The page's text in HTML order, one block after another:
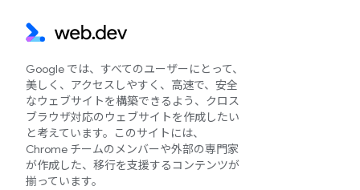
Google では、すべてのユーザーにとって、
美しく、アクセスしやすく、高速で、安全
なウェブサイトを構築できるよう、クロス
ブラウザ対応のウェブサイトを作成したい
と考えています。このサイトには、
Chrome チームのメンバーや外部の専門家
が作成した、移行を支援するコンテンツが
揃っています。